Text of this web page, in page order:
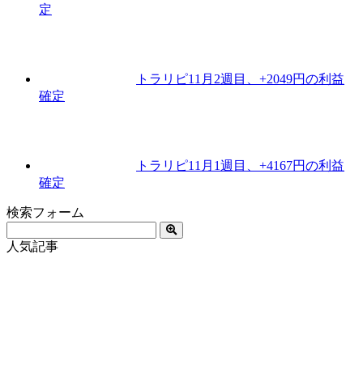
定
トラリピ11月2週目、+2049円の利益
確定
トラリピ11月1週目、+4167円の利益
確定
検索フォーム
人気記事